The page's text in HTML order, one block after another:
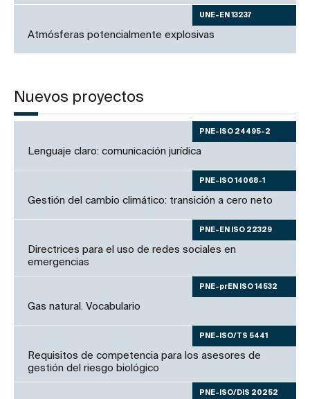
UNE-EN 13237
Atmósferas potencialmente explosivas
Nuevos proyectos
PNE-ISO 24495-2
Lenguaje claro: comunicación jurídica
PNE-ISO 14068-1
Gestión del cambio climático: transición a cero neto
PNE-EN ISO 22329
Directrices para el uso de redes sociales en
emergencias
PNE-prEN ISO 14532
Gas natural. Vocabulario
PNE-ISO/TS 5441
Requisitos de competencia para los asesores de
gestión del riesgo biológico
PNE-ISO/DIS 20252